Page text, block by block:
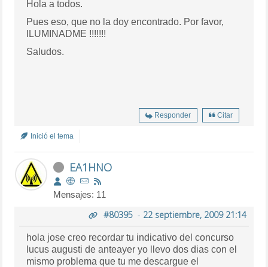
Hola a todos.
Pues eso, que no la doy encontrado. Por favor,
ILUMINADME !!!!!!!
Saludos.
Responder Citar
Inició el tema
EA1HNO
Mensajes: 11
#80395- 22 septiembre, 2009 21:14
hola jose creo recordar tu indicativo del concurso
lucus augusti de anteayer yo llevo dos dias con el
mismo problema que tu me descargue el